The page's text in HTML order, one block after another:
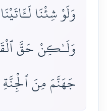
وَلَوْ شِئْنَا
وَلَـٰكِنْ حَقَّ
جَهَنَّمَ مِنَ